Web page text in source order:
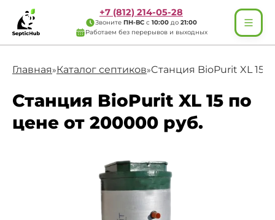
+7 (812) 214-05-28
Звоните ПН-ВС с 10:00 до 21:00
Работаем без перерывов и выходных
Главная»Каталог септиков»Cтанция BioPurit XL 15
Cтанция BioPurit XL 15 по
цене от 200000 руб.